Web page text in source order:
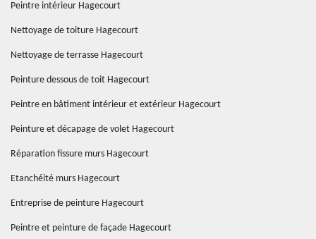
Peintre intérieur Hagecourt
Nettoyage de toiture Hagecourt
Nettoyage de terrasse Hagecourt
Peinture dessous de toit Hagecourt
Peintre en bâtiment intérieur et extérieur Hagecourt
Peinture et décapage de volet Hagecourt
Réparation fissure murs Hagecourt
Etanchéité murs Hagecourt
Entreprise de peinture Hagecourt
Peintre et peinture de façade Hagecourt